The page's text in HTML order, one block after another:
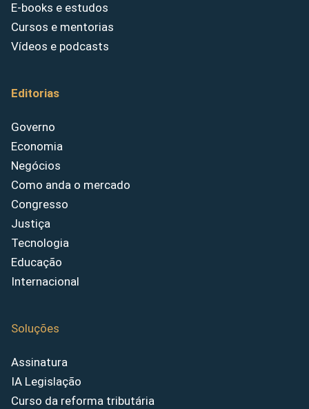
E-books e estudos
Cursos e mentorias
Vídeos e podcasts
Editorias
Governo
Economia
Negócios
Como anda o mercado
Congresso
Justiça
Tecnologia
Educação
Internacional
Soluções
Assinatura
IA Legislação
Curso da reforma tributária